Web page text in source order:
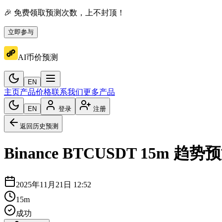
🎉 免费领取预测次数，上不封顶！
立即参与
AI币价预测
EN
主页产品价格联系我们更多产品
EN 登录 注册
返回历史预测
Binance BTCUSDT 15m 趋势
2025年11月21日 12:52
15m
成功